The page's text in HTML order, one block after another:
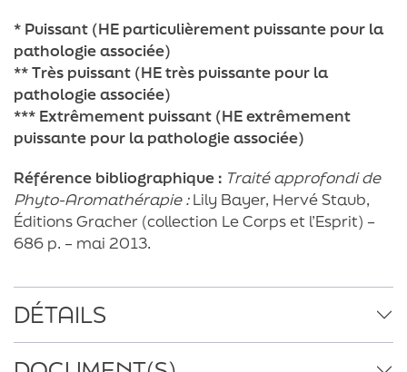
* Puissant (HE particulièrement puissante pour la
pathologie associée)
** Très puissant (HE très puissante pour la
pathologie associée)
*** Extrêmement puissant (HE extrêmement
puissante pour la pathologie associée)
Référence bibliographique : Traité approfondi de
Phyto-Aromathérapie :Lily Bayer, Hervé Staub,
Éditions Gracher (collection Le Corps et l’Esprit) –
686 p. – mai 2013.
DÉTAILS